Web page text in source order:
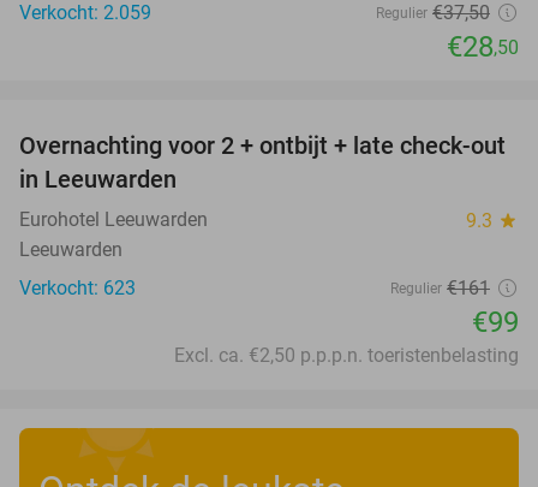
Verkocht: 2.059
Regulier €37,50
€28,50
39%
Overnachting voor 2 + ontbijt + late check-out
in Leeuwarden
Eurohotel Leeuwarden 9.3 star
Leeuwarden
Verkocht: 623
Regulier €161
€99
Excl. ca. €2,50 p.p.p.n. toeristenbelasting